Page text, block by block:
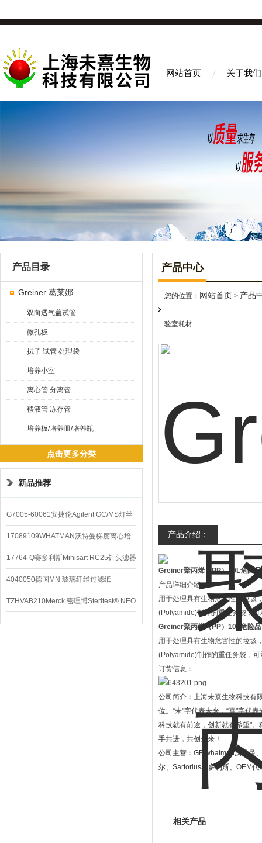
网站首页 关于我们
产品目录
Greiner 葛莱娜
双向透气盖试管
微孔板
拭子 试管 处理袋
培养小室
离心管 分离管
移液管 冻存管
培养板/培养皿/培养瓶
点击更多分类
新品推荐
G7005-60061安捷伦Agilent GC/MS灯丝
配件
17089109WHATMAN沃特曼梯度离心培
养基
17764-Q赛多利斯Minisart RC25针头滤器
4040050德国MN 玻璃纤维过滤纸
TZHVAB210Merck 密理博Steritest® NEO
设备
产品中心
您的位置： 网站首页 > 产品
验室耗材
产品介绍：
Greiner聚丙烯（PP）10L危险
产品详细介绍:
用于处理具有生物危害性的垃圾
(Polyamide)制作的重任务袋，
Greiner聚丙烯（PP）10L危险
用于处理具有生物危害性的垃圾
(Polyamide)制作的重任务袋，
订货信息：
公司简介：上海未熹生物科技有
位。 “未"字代表未来，“熹"字代表
科技就有前途，创新就有希望"。
手共进，共创未来！
公司主营： GE whatman沃特曼、
尔、 Sartorius赛多利斯、 OEM代
相关产品